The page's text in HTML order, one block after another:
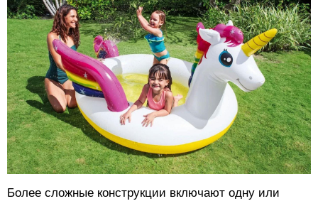
Более сложные конструкции включают одну или